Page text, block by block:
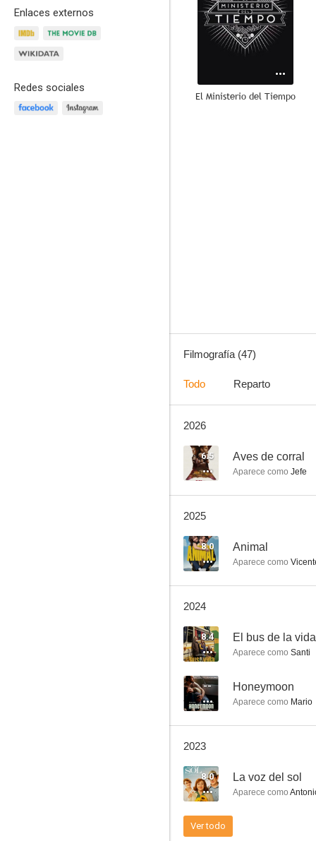
Enlaces externos
Redes sociales
El Ministerio del Tiempo
8.1
Filmografía (47)
Todo Reparto
2026
6.5 Aves de corral
Aparece como Jefe
2025
8.0 Animal
Aparece como
2024
8.4 El bus de la vida
Aparece como Santi
-- Honeymoon
Aparece como Mario
2023
8.0 La voz del sol
Aparece como
Ver todo